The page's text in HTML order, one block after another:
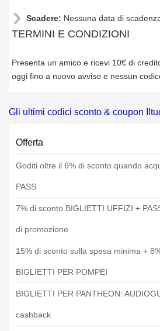
Scadere: Nessuna data di
TERMINI E CONDIZIONI
Presenta un amico e ricevi 10€ di
oggi fino a nuovo avviso e nessun
Gli ultimi codici sconto & coupon
Offerta
Goditi oltre il 6% di sconto quando
PASS
7% di sconto BIGLIETTI UFFIZI +
di promozione
15% di sconto sulla spesa minima +
BIGLIETTI PER POMPEI
BIGLIETTI PER PANTHEON:
cashback